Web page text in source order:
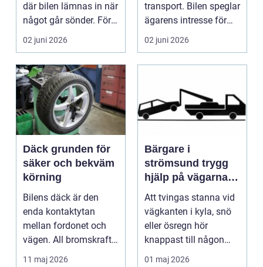
där bilen lämnas in när
något går sönder. För
många biläg...
02 juni 2026
transport. Bilen speglar
ägarens intresse för
teknik, histo...
02 juni 2026
Däck grunden för
säker och bekväm
körning
Bilens däck är den
enda kontaktytan
mellan fordonet och
vägen. All bromskraft,
styrning och accelera...
11 maj 2026
Bärgare i
strömsund trygg
hjälp på vägarna
året runt
Att tvingas stanna vid
vägkanten i kyla, snö
eller ösregn hör
knappast till någon
bilägares drömscen...
01 maj 2026